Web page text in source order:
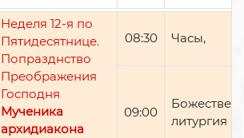
Неделя 12-я по
Пятидесятнице.
Попразднство
Преображения
Господня
Мученика
архидиакона
08:30 Часы,
09:00
литургия